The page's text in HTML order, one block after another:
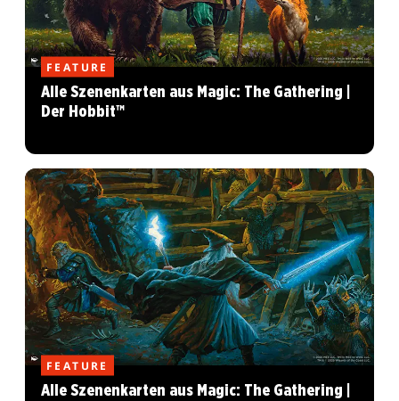
FEATURE
Alle Szenenkarten aus Magic: The Gathering |
Der Hobbit™
FEATURE
Alle Szenenkarten aus Magic: The Gathering |